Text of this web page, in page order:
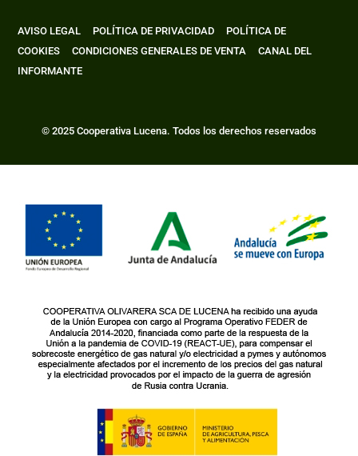
AVISO LEGAL POLÍTICA DE PRIVACIDAD
POLÍTICA DE
COOKIES
CONDICIONES GENERALES DE VENTA
CANAL DEL
INFORMANTE
© 2025 Cooperativa Lucena. Todos los derechos reservados